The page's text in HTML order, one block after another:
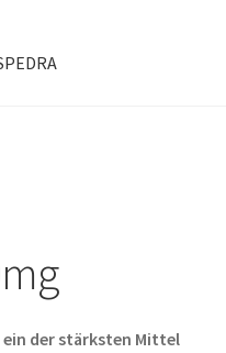
der stärksten Mittel